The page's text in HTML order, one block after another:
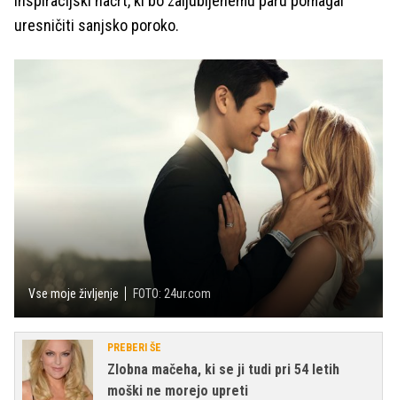
uresničiti sanjsko poroko.
Vse moje življenje FOTO: 24ur.com
PREBERI ŠE
Zlobna mačeha, ki se ji tudi pri 54 letih
moški ne morejo upreti